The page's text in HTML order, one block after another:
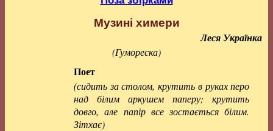
Музині химери
Леся Українка
(Гумореска)
Поет
(сидить за столом, крутить в руках перо
над білим аркушем паперу; крутить
довго, але папір все зостається білим.
Зітхає)